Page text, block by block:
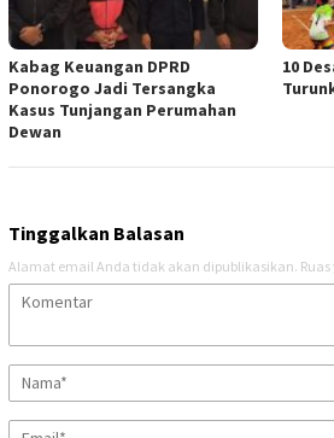
Kabag Keuangan DPRD
Ponorogo Jadi Tersangka
Kasus Tunjangan Perumahan
Dewan
10
Tinggalkan Balasan
Alamat email Anda tidak akan dipublikasikan.